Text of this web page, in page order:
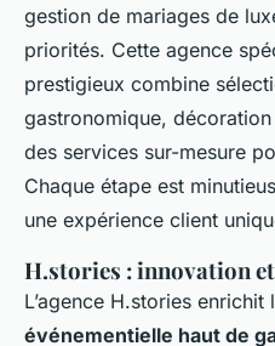
gestion de mariages de
priorités. Cette agence
prestigieux combine
gastronomique,
des services sur-mesure
Chaque étape est
une expérience client
H.stories : innovation
L’agence H.stories enrichit
événementielle haut de